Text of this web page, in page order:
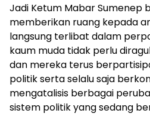
Jadi Ketum Mabar Sumenep
memberikan ruang kepada
langsung terlibat dalam
kaum muda tidak perlu
dan mereka terus
politik serta selalu saja
mengatalisis berbagai
sistem politik yang sedang